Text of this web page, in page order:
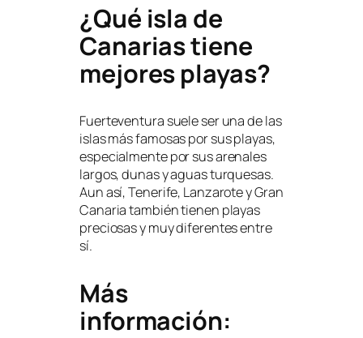
¿Qué isla de
Canarias tiene
mejores playas?
Fuerteventura suele ser una de las
islas más famosas por sus playas,
especialmente por sus arenales
largos, dunas y aguas turquesas.
Aun así, Tenerife, Lanzarote y Gran
Canaria también tienen playas
preciosas y muy diferentes entre
sí.
Más
información: